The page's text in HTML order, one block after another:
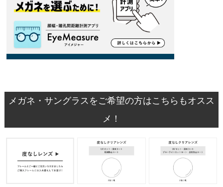
メガネ・サングラスをご希望の方はこちらもオスス
メ！